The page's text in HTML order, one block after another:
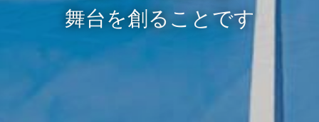
舞台を創ることです